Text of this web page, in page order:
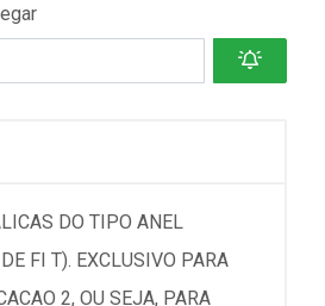
DO TIPO ANEL
FI T). EXCLUSIVO PARA
2, OU SEJA, PARA